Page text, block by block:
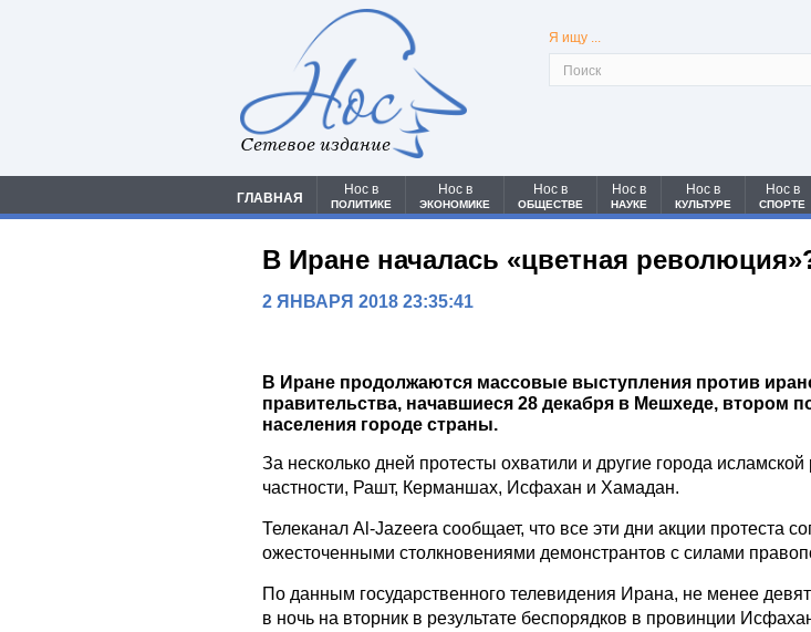
Сетевое издание
Я ищу ...
ГЛАВНАЯ
Нос в
ПОЛИТИКЕ
Нос в
ЭКОНОМИКЕ
Нос в
ОБЩЕСТВЕ
Нос в
НАУКЕ
Нос в
КУЛЬТУРЕ
Нос в
СПОРТЕ
В Иране началась «цветная
2 ЯНВАРЯ 2018 23:35:41
В Иране продолжаются массовые выступления против
правительства, начавшиеся 28 декабря в Мешхеде, втором
населения городе страны.
За несколько дней протесты охватили и другие города исламской
частности, Рашт, Керманшах, Исфахан и Хамадан.
Телеканал Al-Jazeera сообщает, что все эти дни акции протеста
ожесточенными столкновениями демонстрантов с силами
По данным государственного телевидения Ирана, не менее
в ночь на вторник в результате беспорядков в провинции